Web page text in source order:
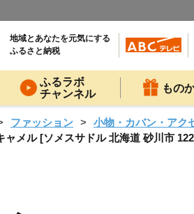
地域とあなたを元気にする
ふるさと納税
ふるラボ
チャンネル
もの
ファッション
小物・カバン・アク
ャメル [ソメスサドル 北海道 砂川市